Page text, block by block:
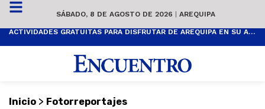
SÁBADO, 8 DE AGOSTO DE 2026 | AREQUIPA
ACTIVIDADES GRATUITAS PARA DISFRUTAR DE AREQUIPA EN SU ANIVERSARIO
Inicio > Fotorreportajes